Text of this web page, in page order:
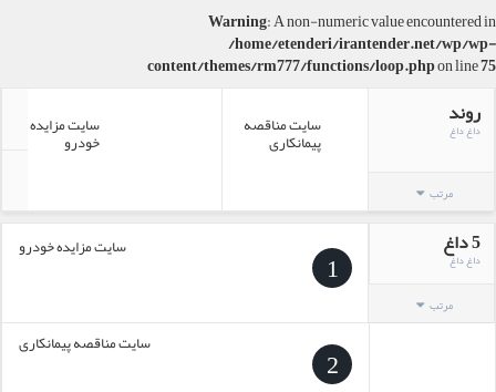
Warning: A non-numeric value encountered in
/home/etenderi/irantender.net/wp/wp-
content/themes/rm777/functions/loop.phpon line75
روند
داغ داغ
مرتب
سایت مزایده
خودرو
سایت مناقصه
پیمانکاری
5 داغ
داغ داغ
مرتب
1 سایت مزایده خودرو
2 سایت مناقصه پیمانکاری